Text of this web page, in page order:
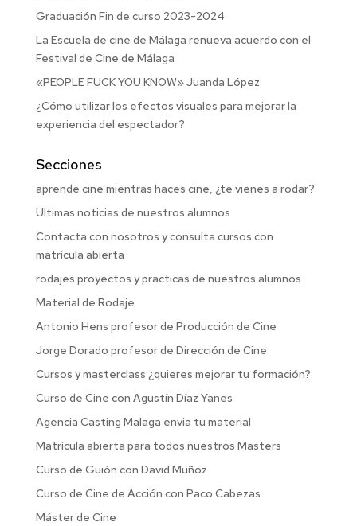
Graduación Fin de curso 2023-2024
La Escuela de cine de Málaga renueva acuerdo con el
Festival de Cine de Málaga
«PEOPLE FUCK YOU KNOW» Juanda López
¿Cómo utilizar los efectos visuales para mejorar la
experiencia del espectador?
Secciones
aprende cine mientras haces cine, ¿te vienes a rodar?
Ultimas noticias de nuestros alumnos
Contacta con nosotros y consulta cursos con
matrícula abierta
rodajes proyectos y practicas de nuestros alumnos
Material de Rodaje
Antonio Hens profesor de Producción de Cine
Jorge Dorado profesor de Dirección de Cine
Cursos y masterclass ¿quieres mejorar tu formación?
Curso de Cine con Agustín Díaz Yanes
Agencia Casting Malaga envia tu material
Matrícula abierta para todos nuestros Masters
Curso de Guión con David Muñoz
Curso de Cine de Acción con Paco Cabezas
Máster de Cine